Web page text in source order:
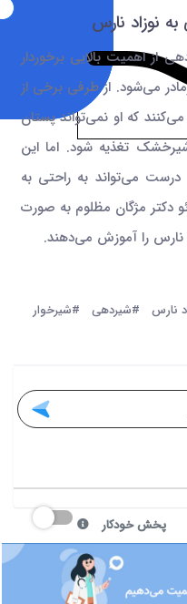
نوزاد نارس
از اهمیت بالایی برخوردار
می‌شود. از طرفی برخی از
که او نمی‌تواند پستان
تغذیه شود. اما این
می‌تواند به راحتی به
دکتر مژگان مظلوم به صورت
را آموزش می‌دهند.
نارس #شیردهی #شیرخوار
پخش خودکار